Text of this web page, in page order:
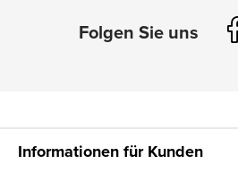
Informationen für Kunden